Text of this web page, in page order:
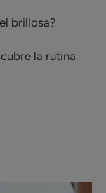
brillosa?
la rutina